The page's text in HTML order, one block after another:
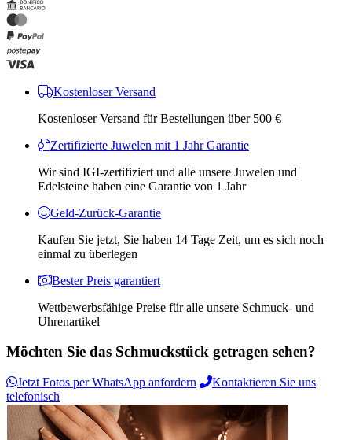
Kostenloser Versand
Kostenloser Versand für Bestellungen über 500 €
Zertifizierte Juwelen mit 1 Jahr Garantie
Wir sind IGI-zertifiziert und alle unsere Juwelen und
Edelsteine ​​haben eine Garantie von 1 Jahr
Geld-Zurück-Garantie
Kaufen Sie jetzt, Sie haben 14 Tage Zeit, um es sich noch
einmal zu überlegen
Bester Preis garantiert
Wettbewerbsfähige Preise für alle unsere Schmuck- und
Uhrenartikel
Möchten Sie das Schmuckstück getragen sehen?
Jetzt Fotos per WhatsApp anfordern
Kontaktieren Sie uns
telefonisch